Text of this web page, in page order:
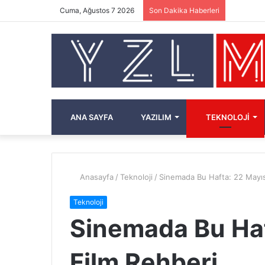
Cuma, Ağustos 7 2026 Son Dakika Haberleri
ANA SAYFA YAZILIM TEKNOLOJI
Anasayfa / Teknoloji / Sinemada Bu Hafta: 22
Teknoloji
Sinemada Bu